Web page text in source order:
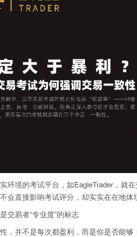
环境的考试平台，如EagleTrader，就
会直接影响考试评分，却实实在在地体
交易者“专业度”的标志
，并不是每次都盈利，而是你是否能够